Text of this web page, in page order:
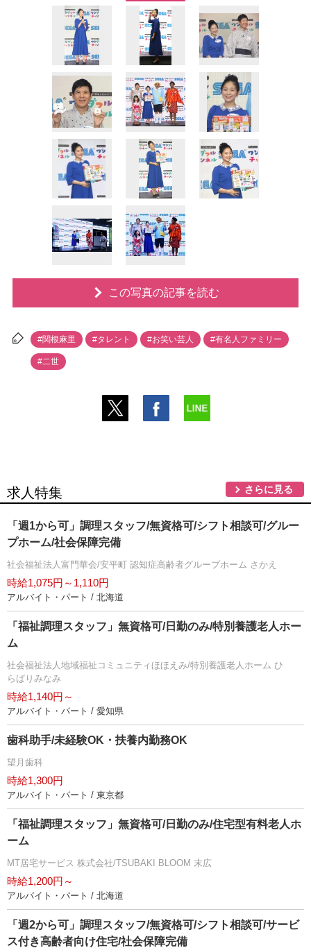
この写真の記事を読む
#関根麻里 #タレント #お笑い芸人 #有名人ファミリー
#二世
求人特集 さらに見る
「週1から可」調理スタッフ/無資格可/シフト相談可/グルー
プホーム/社会保障完備
社会福祉法人富門華会/安平町 認知症高齢者グループホーム さかえ
時給1,075円～1,110円
アルバイト・パート / 北海道
「福祉調理スタッフ」無資格可/日勤のみ/特別養護老人ホー
ム
社会福祉法人地域福祉コミュニティほほえみ/特別養護老人ホーム ひ
らばりみなみ
時給1,140円～
アルバイト・パート / 愛知県
歯科助手/未経験OK・扶養内勤務OK
望月歯科
時給1,300円
アルバイト・パート / 東京都
「福祉調理スタッフ」無資格可/日勤のみ/住宅型有料老人ホ
ーム
MT居宅サービス 株式会社/TSUBAKI BLOOM 末広
時給1,200円～
アルバイト・パート / 北海道
「週2から可」調理スタッフ/無資格可/シフト相談可/サービ
ス付き高齢者向け住宅/社会保障完備